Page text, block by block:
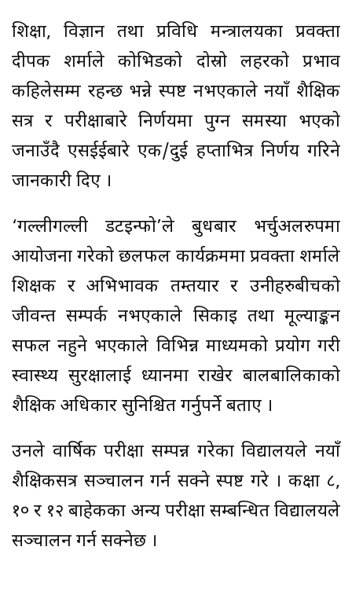
शिक्षा, विज्ञान तथा प्रविधि मन्त्रालयका प्रवक्ता
दीपक शर्माले कोभिडको दोस्रो लहरको प्रभाव
कहिलेसम्म रहन्छ भन्ने स्पष्ट नभएकाले नयाँ शैक्षिक
सत्र र परीक्षाबारे निर्णयमा पुग्न समस्या भएको
जनाउँदै एसईईबारे एक/दुई हप्ताभित्र निर्णय गरिने
जानकारी दिए ।
‘गल्लीगल्ली डटइन्फो’ले बुधबार भर्चुअलरुपमा
आयोजना गरेको छलफल कार्यक्रममा प्रवक्ता शर्माले
शिक्षक र अभिभावक तम्तयार र उनीहरुबीचको
जीवन्त सम्पर्क नभएकाले सिकाइ तथा मूल्याङ्कन
सफल नहुने भएकाले विभिन्न माध्यमको प्रयोग गरी
स्वास्थ्य सुरक्षालाई ध्यानमा राखेर बालबालिकाको
शैक्षिक अधिकार सुनिश्चित गर्नुपर्ने बताए ।
उनले वार्षिक परीक्षा सम्पन्न गरेका विद्यालयले नयाँ
शैक्षिकसत्र सञ्चालन गर्न सक्ने स्पष्ट गरे । कक्षा ८,
१० र १२ बाहेकका अन्य परीक्षा सम्बन्धित विद्यालयले
सञ्चालन गर्न सक्नेछ ।